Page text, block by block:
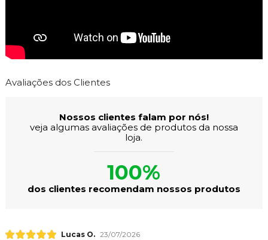
Avaliações dos Clientes
Nossos clientes falam por nós!
veja algumas avaliações de produtos da nossa
loja.
100%
dos clientes recomendam nossos produtos
Lucas O. 23/07/2026